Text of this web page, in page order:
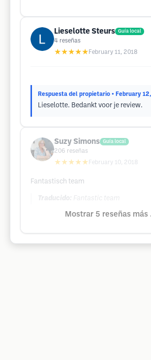
Lieselotte Steurs Guía local
4 reseñas
★★★★★ February 11, 2018
Respuesta del propietario • February
Lieselotte. Bedankt voor je review.
Suzy Simons Guía local
206 reseñas
★★★★★ February 10, 2018
Fantastisch team
Traducido: Fantastic team
Mostrar 5 reseñas más